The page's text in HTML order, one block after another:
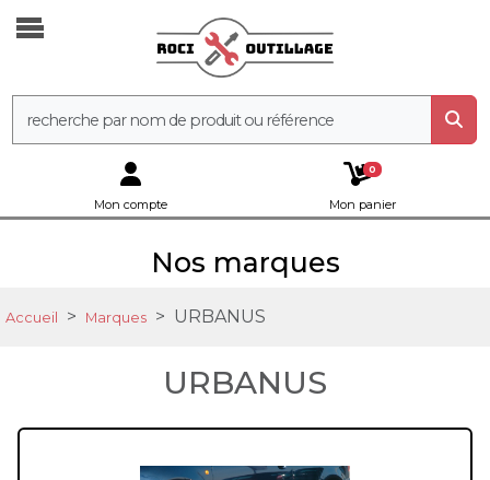
Mon compte
0
Mon panier
Nos marques
Accueil Marques URBANUS
URBANUS